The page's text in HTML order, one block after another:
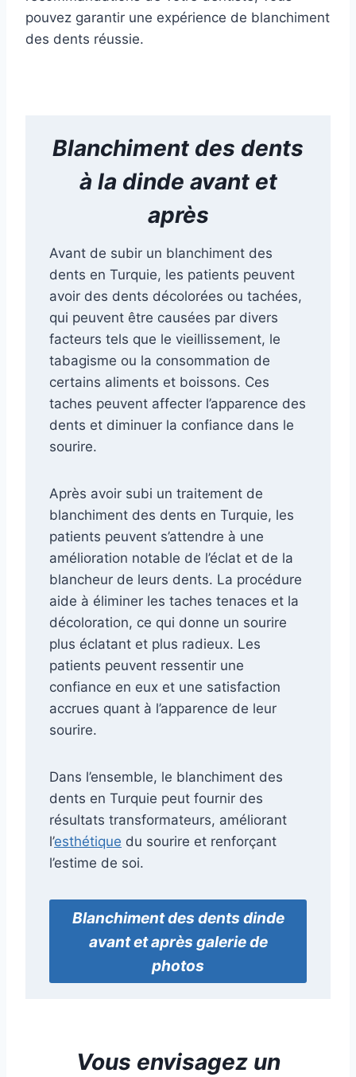
pouvez garantir une expérience de blanchiment
des dents réussie.
Blanchiment des dents
à la dinde avant et
après
Avant de subir un blanchiment des
dents en Turquie, les patients peuvent
avoir des dents décolorées ou tachées,
qui peuvent être causées par divers
facteurs tels que le vieillissement, le
tabagisme ou la consommation de
certains aliments et boissons. Ces
taches peuvent affecter l’apparence des
dents et diminuer la confiance dans le
sourire.
Après avoir subi un traitement de
blanchiment des dents en Turquie, les
patients peuvent s’attendre à une
amélioration notable de l’éclat et de la
blancheur de leurs dents. La procédure
aide à éliminer les taches tenaces et la
décoloration, ce qui donne un sourire
plus éclatant et plus radieux. Les
patients peuvent ressentir une
confiance en eux et une satisfaction
accrues quant à l’apparence de leur
sourire.
Dans l’ensemble, le blanchiment des
dents en Turquie peut fournir des
résultats transformateurs, améliorant
l’esthétique du sourire et renforçant
l’estime de soi.
Blanchiment des dents dinde
avant et après galerie de
photos
Vous envisagez un